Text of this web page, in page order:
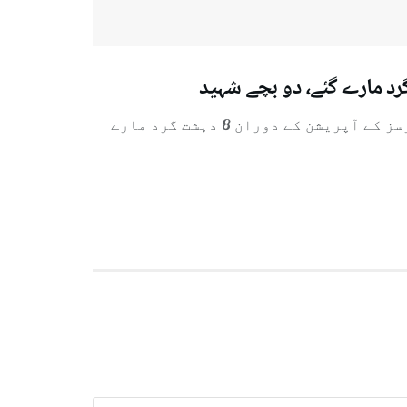
راولپنڈی ( نئی تازہ رپورٹ) جنوبی وزیرستان میں سکیورٹی فورسز کے آپریشن کے دوران 8 دہشت گرد مارے